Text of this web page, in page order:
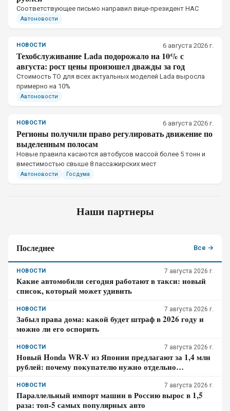
Соответствующее письмо направил вице-президент НАС
Автоновости
НОВОСТИ 6 августа 2026 г.
Техобслуживание Lada подорожало на 10% с
августа: рост цены произошел дважды за год
Стоимость ТО для всех актуальных моделей Lada выросла
примерно на 10%
Автоновости
НОВОСТИ 6 августа 2026 г.
Регионы получили право регулировать движение по
выделенным полосам
Новые правила касаются автобусов массой более 5 тонн и
вместимостью свыше 8 пассажирских мест
Автоновости Госдума
Наши партнеры
Последнее Все →
НОВОСТИ 7 августа 2026 г.
Какие автомобили сегодня работают в такси: новый
список, который может удивить
НОВОСТИ 7 августа 2026 г.
Забыл права дома: какой будет штраф в 2026 году и
можно ли его оспорить
НОВОСТИ 7 августа 2026 г.
Новый Honda WR-V из Японии предлагают за 1,4 млн
рублей: почему покупателю нужно отдельно
НОВОСТИ 7 августа 2026 г.
Параллельный импорт машин в Россию вырос в 1,5
раза: топ-5 самых популярных авто